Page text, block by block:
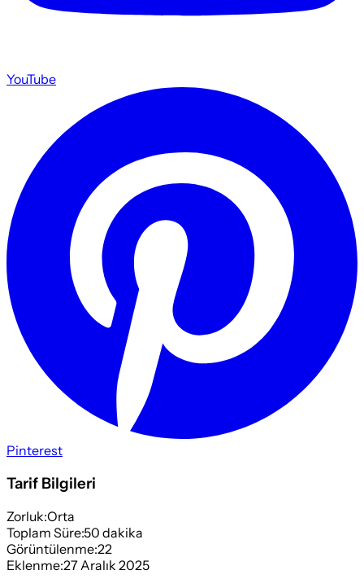
YouTube
Pinterest
Tarif Bilgileri
Zorluk:Orta
Toplam Süre:50 dakika
Görüntülenme:22
Eklenme:27 Aralık 2025